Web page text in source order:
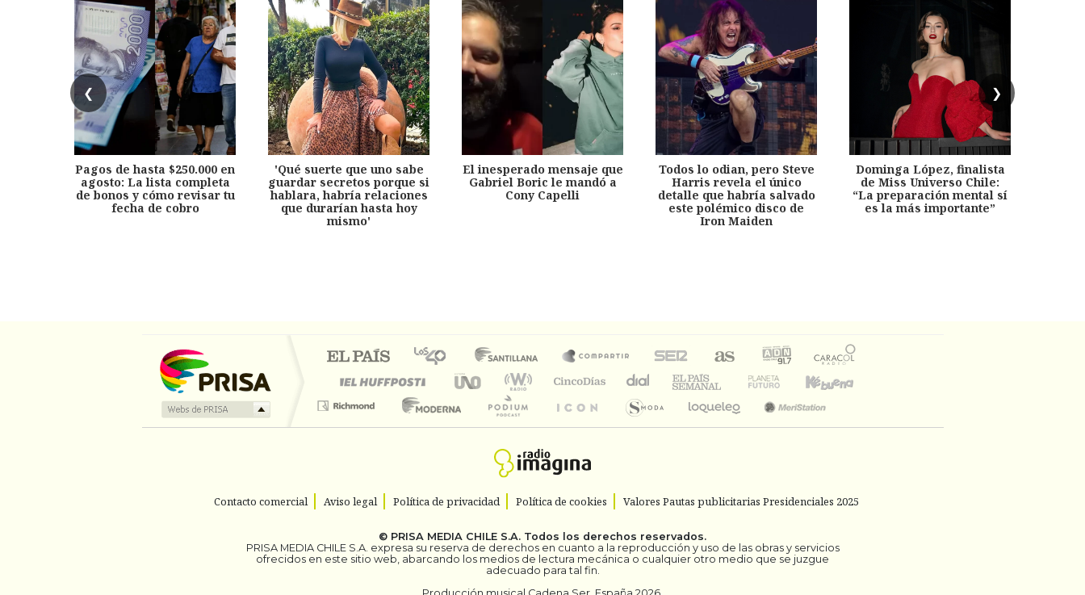
❮ ❯
Pagos de hasta $250.000 en
agosto: La lista completa
de bonos y cómo revisar tu
fecha de cobro
'Qué suerte que uno sabe
guardar secretos porque si
hablara, habría relaciones
que durarían hasta hoy
mismo'
El inesperado mensaje que
Gabriel Boric le mandó a
Cony Capelli
Todos lo odian, pero Steve
Harris revela el único
detalle que habría salvado
este polémico disco de
Iron Maiden
Dominga López, finalista
de Miss Universo Chile:
“La preparación mental sí
es la más importante”
Contacto comercial Aviso legal Política de privacidad Política de cookies Valores Pautas publicitarias Presidenciales 2025
© PRISA MEDIA CHILE S.A. Todos los derechos reservados.
PRISA MEDIA CHILE S.A. expresa su reserva de derechos en cuanto a la reproducción y uso de las obras y servicios
ofrecidos en este sitio web, abarcando los medios de lectura mecánica o cualquier otro medio que se juzgue
adecuado para tal fin.